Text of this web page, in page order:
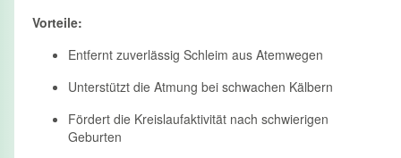
Vorteile:
Entfernt zuverlässig Schleim aus Atemwegen
Unterstützt die Atmung bei schwachen Kälbern
Fördert die Kreislaufaktivität nach schwierigen
Geburten